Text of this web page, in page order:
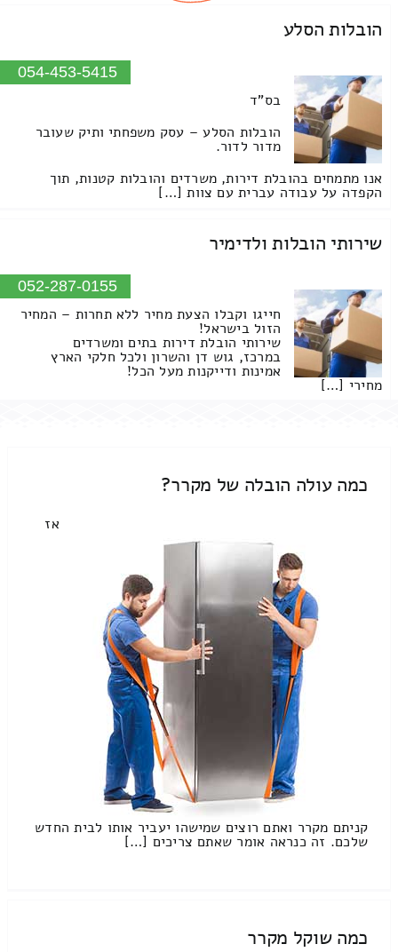
הובלות הסלע
054-453-5415
בס"ד
הובלות הסלע – עסק משפחתי ותיק שעובר
מדור לדור.
אנו מתמחים בהובלת דירות, משרדים והובלות קטנות, תוך
הקפדה על עבודה עברית עם צוות […]
שירותי הובלות ולדימיר
052-287-0155
חייגו וקבלו הצעת מחיר ללא תחרות – המחיר
הזול בישראל!
שירותי הובלת דירות בתים ומשרדים
במרכז, גוש דן והשרון ולכל חלקי הארץ
אמינות ודייקנות מעל הכל!
מחירי […]
כמה עולה הובלה של מקרר?
אז
קניתם מקרר ואתם רוצים שמישהו יעביר אותו לבית החדש
שלכם. זה כנראה אומר שאתם צריכים […]
כמה שוקל מקרר